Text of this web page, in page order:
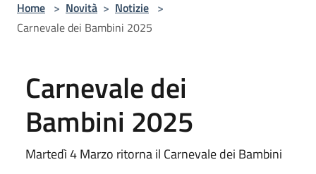
Home > Novità > Notizie >
Carnevale dei Bambini 2025
Carnevale dei
Bambini 2025
Martedì 4 Marzo ritorna il Carnevale dei Bambini